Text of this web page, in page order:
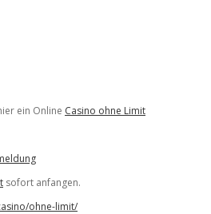
ein Online Casino ohne Limit
sofort anfangen.
ohne-limit/